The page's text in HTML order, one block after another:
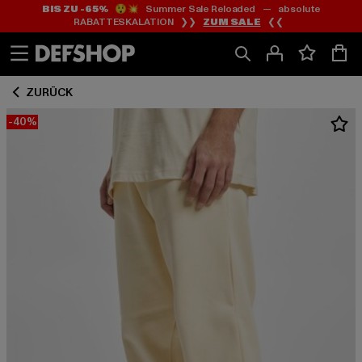
Zum
Inhalt
springen
Zum
Fußzeile
springen
BIS ZU -65%😲💥 Summer Sale Reloaded — absolute
RABATTESKALATION ❯❯ ZUM SALE ❮❮
ZURÜCK
-40%